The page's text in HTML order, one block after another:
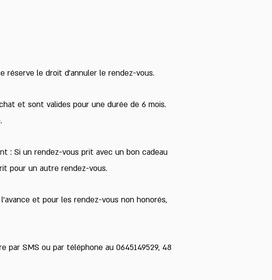
réserve le droit d’annuler le rendez-vous.
et sont valides pour une durée de 6 mois.
: Si un rendez-vous prit avec un bon cadeau
pour un autre rendez-vous.
et pour les rendez-vous non honorés,
par SMS ou par téléphone au 0645149529, 48